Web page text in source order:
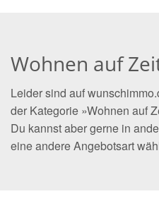
Wohnen auf
Leider sind auf
der Kategorie »Wohnen auf
Du kannst aber gerne in
eine andere Angebotsart